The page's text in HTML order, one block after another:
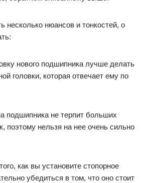
несколько нюансов и тонкостей, о
нового подшипника лучше делать
головки, которая отвечает ему по
подшипника не терпит больших
поэтому нельзя на нее очень сильно
как вы установите стопорное
убедиться в том, что оно стоит